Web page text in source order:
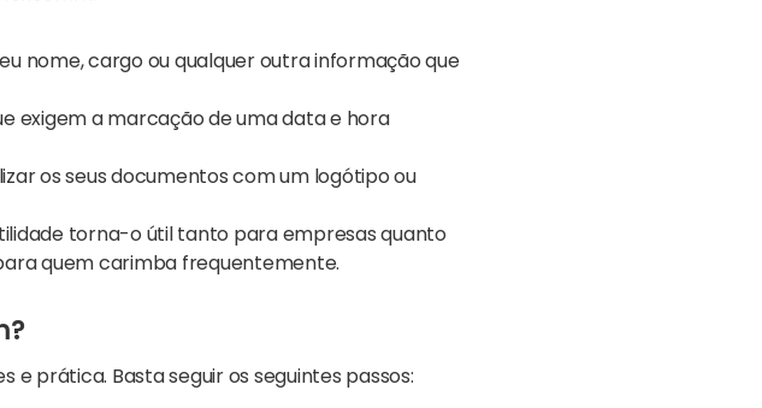
nome, cargo ou qualquer outra informação que
exigem a marcação de uma data e hora
os seus documentos com um logótipo ou
torna-o útil tanto para empresas quanto
quem carimba frequentemente.
e prática. Basta seguir os seguintes passos: